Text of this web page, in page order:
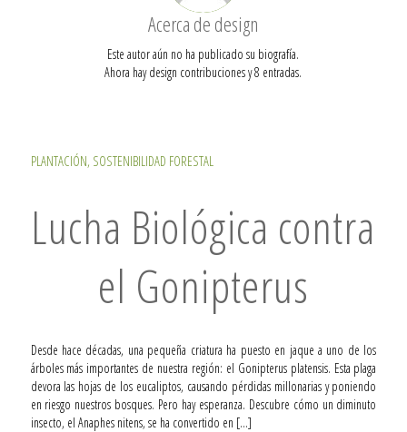
Acerca de design
Este autor aún no ha publicado su biografía.
Ahora haydesign contribuciones y 8 entradas.
PLANTACIÓN, SOSTENIBILIDAD FORESTAL
Lucha Biológica contra
el Gonipterus
Desde hace décadas, una pequeña criatura ha puesto en jaque a uno de los
árboles más importantes de nuestra región: el Gonipterus platensis. Esta plaga
devora las hojas de los eucaliptos, causando pérdidas millonarias y poniendo
en riesgo nuestros bosques. Pero hay esperanza. Descubre cómo un diminuto
insecto, el Anaphes nitens, se ha convertido en […]